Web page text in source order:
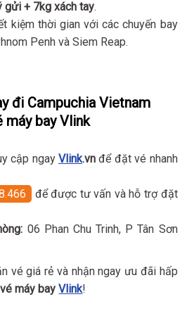
gửi + 7kg xách tay.
kiệm thời gian với các chuyến bay
Penh và Siem Reap.
đi Campuchia Vietnam
bay Vlink
cập ngay Vlink.vnđể đặt vé nhanh
để được tư vấn và hỗ trợ đặt
06 Phan Chu Trinh, P Tân Sơn
vé giá rẻ và nhận ngay ưu đãi hấp
máy bayVlink!